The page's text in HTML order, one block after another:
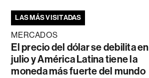
LAS MÁS VISITADAS
MERCADOS
El precio del dólar se debilita en
julio y América Latina tiene la
moneda más fuerte del mundo